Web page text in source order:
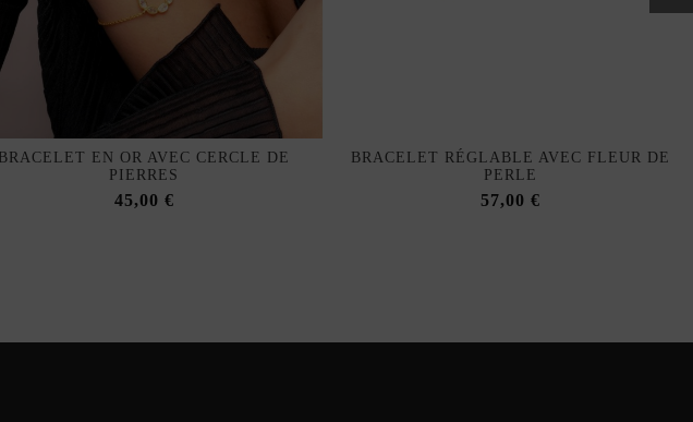
BRACELET EN OR AVEC CERCLE DE
PIERRES
45,00 €
BRACELET RÉGLABLE AVEC FLEUR DE
PERLE
57,00 €